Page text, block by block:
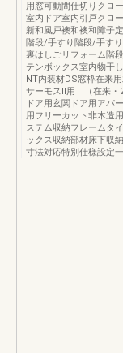
用窓可動間仕切りクロ
室内ドア室内引戸クロ
新和風戸襖和襖和障子
階段/手すり階段/手す
裏はしごリフォーム階
テンボックス室内物干
NT内装材DS窓枠在来
サーモスⅡ用 （在来・
ドア用玄関ドア用アパ
用フリーカット非木造
ステム収納フレームタ
ックス収納部材床下収
寸法対応特別仕様設定